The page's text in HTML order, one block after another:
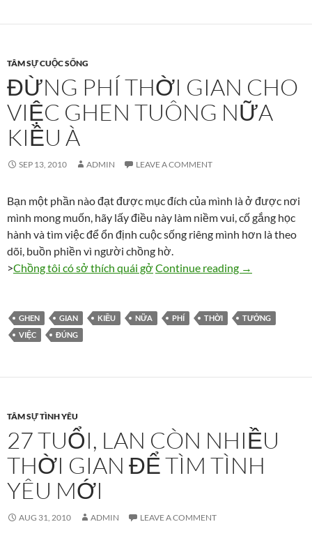
TÂM SỰ CUỘC SỐNG
ĐỪNG PHÍ THỜI GIAN CHO
VIỆC GHEN TUÔNG NỮA
KIỀU À
SEP 13, 2010 ADMIN LEAVE A COMMENT
Bạn một phần nào đạt được mục đích của mình là ở được nơi
mình mong muốn, hãy lấy điều này làm niềm vui, cố gắng học
hành và tìm việc để ổn định cuộc sống riêng mình hơn là theo
dõi, buồn phiền vì người chồng hờ.
>Chồng tôi có sở thích quái gở Continue reading Đừng phí thời
→
GHEN GIAN KIỀU NỮA PHÍ THỜI
TƯỞNG
VIỆC
ĐÚNG
TÂM SỰ TÌNH YÊU
27 TUỔI, LAN CÒN NHIỀU
THỜI GIAN ĐỂ TÌM TÌNH
YÊU MỚI
AUG 31, 2010 ADMIN LEAVE A COMMENT